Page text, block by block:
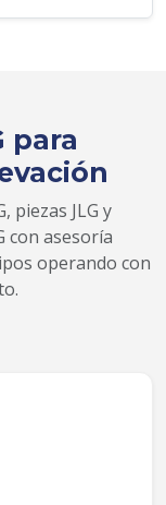
para
piezas JLG y
con asesoría
operando con